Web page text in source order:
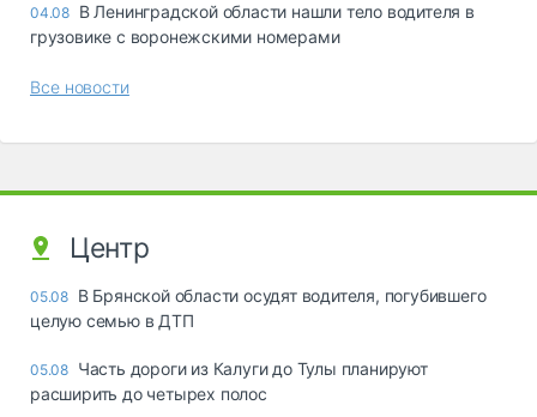
04.08 В Ленинградской области нашли тело водителя в
грузовике с воронежскими номерами
Все новости
Центр
05.08 В Брянской области осудят водителя, погубившего
целую семью в ДТП
05.08 Часть дороги из Калуги до Тулы планируют
расширить до четырех полос